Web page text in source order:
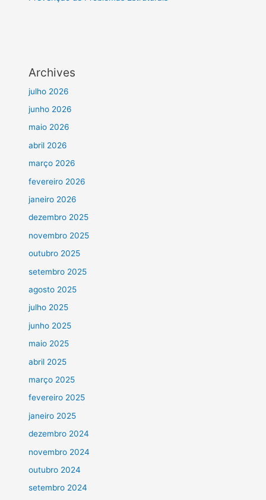
Archives
julho 2026
junho 2026
maio 2026
abril 2026
março 2026
fevereiro 2026
janeiro 2026
dezembro 2025
novembro 2025
outubro 2025
setembro 2025
agosto 2025
julho 2025
junho 2025
maio 2025
abril 2025
março 2025
fevereiro 2025
janeiro 2025
dezembro 2024
novembro 2024
outubro 2024
setembro 2024